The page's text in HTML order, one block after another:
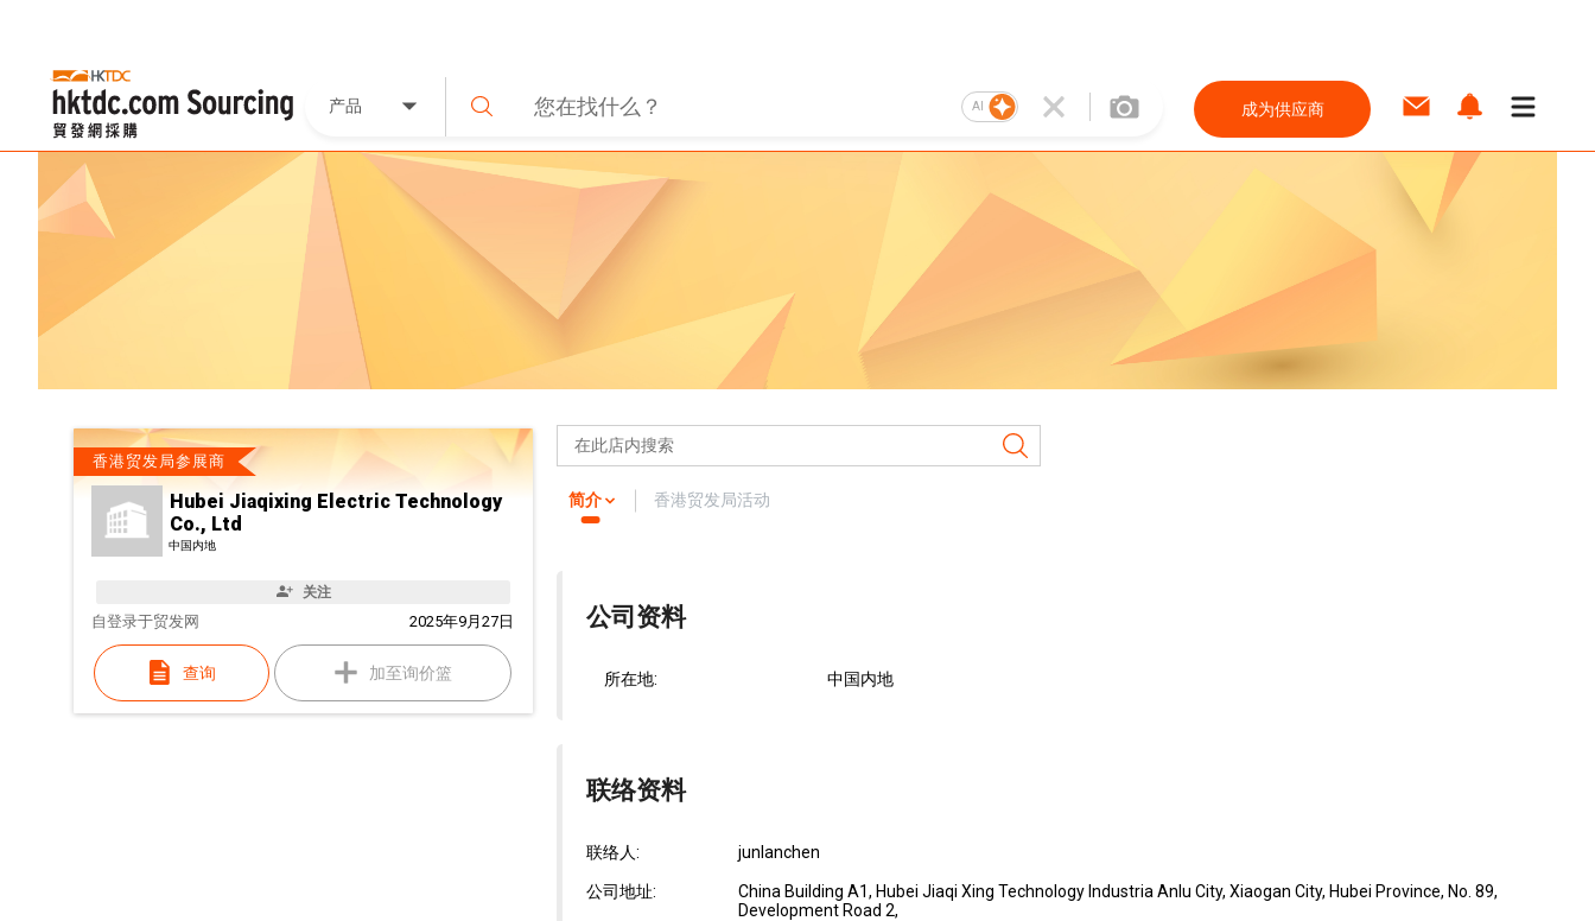
产品 AI 成为供应商
香港贸发局参展商
Hubei Jiaqixing Electric Technology
Co., Ltd
中国内地
关注
自 2025年9月27日
登录于贸发网
查询 加至询价篮
简介 香港贸发局活动
公司资料
所在地: 中国内地
联络资料
联络人: junlanchen
公司地址:
China Building A1, Hubei Jiaqi Xing Technology Industria Anlu City, Xiaogan City, Hubei Province, No. 89,
Development Road 2,